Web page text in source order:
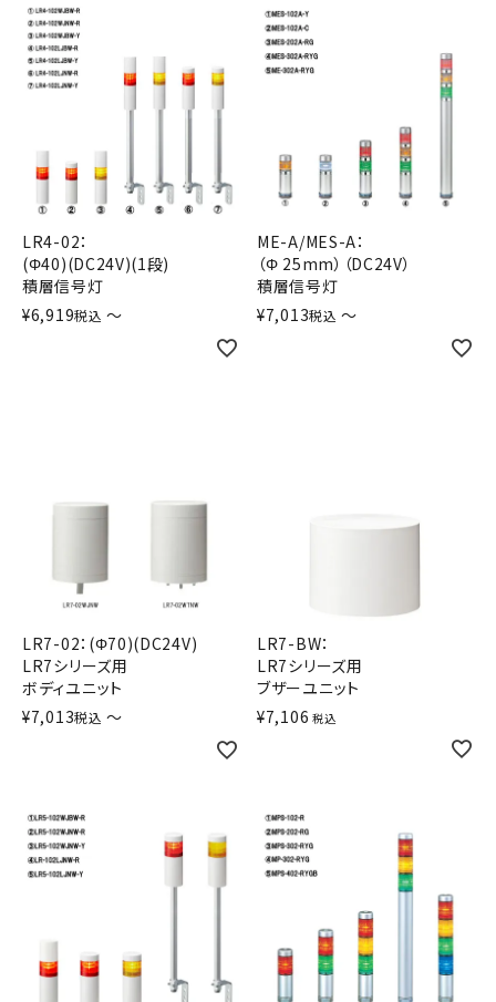
LR4-02：
(Φ40)(DC24V)(1段)
積層信号灯
¥6,919税込 〜
ME-A/MES-A：
（Φ 25mm）（DC24V）
積層信号灯
¥7,013税込 〜
LR7-02：(Φ70)(DC24V)
LR7シリーズ用
ボディユニット
¥7,013税込 〜
LR7-BW：
LR7シリーズ用
ブザーユニット
¥7,106 税込